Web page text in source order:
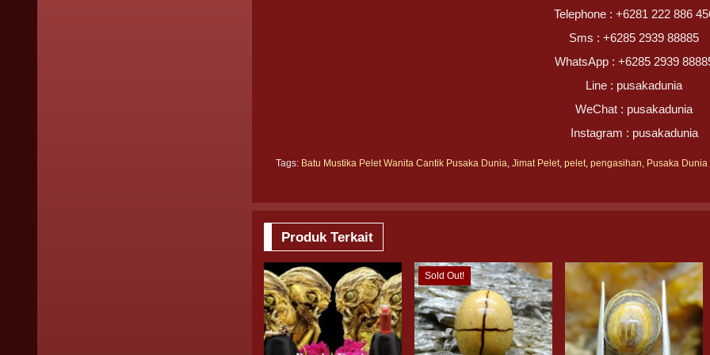
Telephone : +6281 222 886
Sms : +6285 2939 88885
WhatsApp : +6285 2939
Line : pusakadunia
WeChat : pusakadunia
Instagram : pusakadunia
Tags: Batu Mustika Pelet Wanita Cantik Pusaka Dunia,Jimat Pelet,pelet,pengasihan, Pusaka Dunia
Produk Terkait
Sold Out!